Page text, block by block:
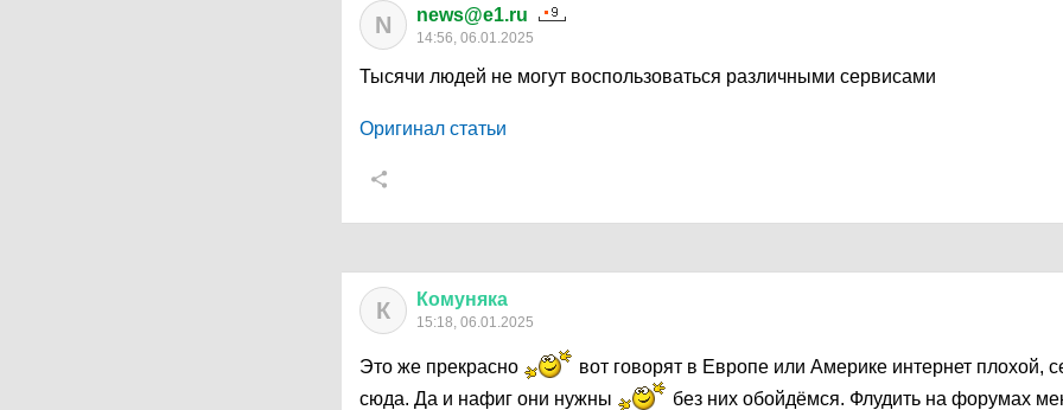
N news@e1.ru
14:56, 06.01.2025
Тысячи людей не могут воспользоваться различными сервисами
Оригинал статьи
К Комуняка
15:18, 06.01.2025
Это же прекрасно
вот говорят в Европе или Америке интернет плохой,
сюда. Да и нафиг они нужны
без них обойдёмся. Флудить на форумах